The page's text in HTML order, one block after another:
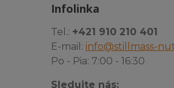
Infolinka
Tel.: +421 910 210 401
E-mail: info@stillmass-
Po - Pia: 7:00 - 16:30
Sledujte nás: